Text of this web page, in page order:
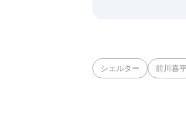
シェルター 前川喜